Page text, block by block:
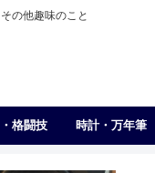
の他趣味のこと
格闘技 時計・万年筆